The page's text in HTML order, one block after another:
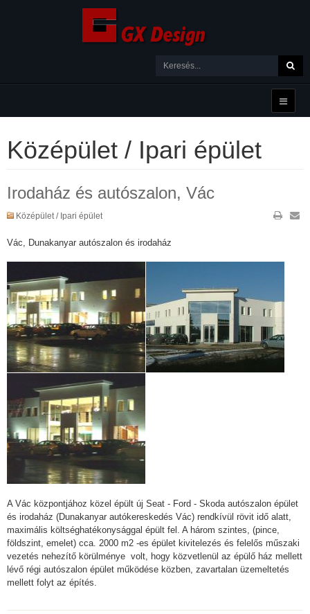
Középület / Ipari épület
Irodaház és autószalon, Vác
Középület / Ipari épület
Vác, Dunakanyar autószalon és irodaház
A Vác központjához közel épült új Seat - Ford - Skoda autószalon épület
és irodaház (Dunakanyar autókereskedés Vác) rendkívül rövit idő alatt,
maximális költséghatékonysággal épült fel. A három szintes, (pince,
földszint, emelet) cca. 2000 m2 -es épület kivitelezés és felelős műszaki
vezetés nehezítő körülménye volt, hogy közvetlenül az épülő ház mellett
lévő régi autószalon épület működése közben, zavartalan üzemeltetés
mellett folyt az építés.